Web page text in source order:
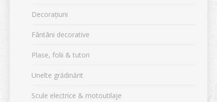
Decorațiuni
Fântâni decorative
Plase, folii & tutori
Unelte grădinărit
Scule electrice & motoutilaje